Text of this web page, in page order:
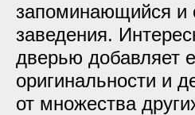
запоминающийся и
заведения.
дверью добавляет
оригинальности и
от множества